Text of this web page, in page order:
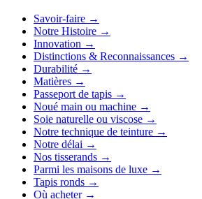
Savoir-faire →
Notre Histoire →
Innovation →
Distinctions & Reconnaissances →
Durabilité →
Matières →
Passeport de tapis →
Noué main ou machine →
Soie naturelle ou viscose →
Notre technique de teinture →
Notre délai →
Nos tisserands →
Parmi les maisons de luxe →
Tapis ronds →
Où acheter→